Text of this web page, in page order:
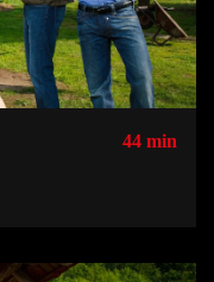
44 min